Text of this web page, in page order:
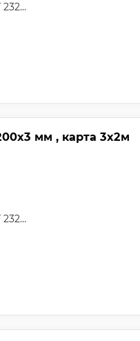
ГОСТ 23279-2012, ТУ
мм , карта 3х2м
ГОСТ 23279-2012, ТУ